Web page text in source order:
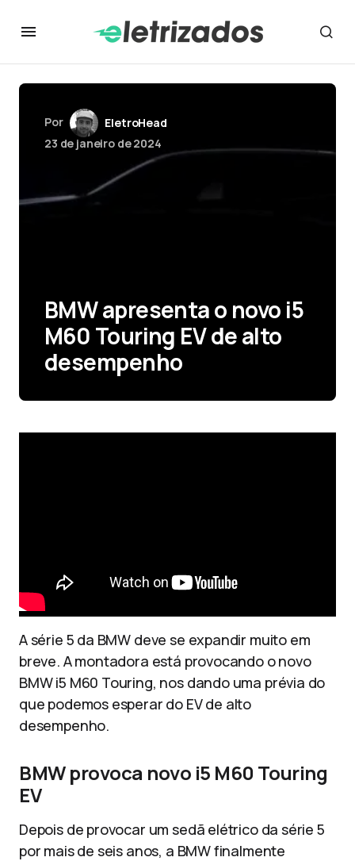
Por
EletroHead
23 de janeiro de 2024
BMW apresenta o novo i5
M60 Touring EV de alto
desempenho
A série 5 da BMW deve se expandir muito em
breve. A montadora está provocando o novo
BMW i5 M60 Touring, nos dando uma prévia do
que podemos esperar do EV de alto
desempenho.
BMW provoca novo i5 M60 Touring
EV
Depois de provocar um sedã elétrico da série 5
por mais de seis anos, a BMW finalmente